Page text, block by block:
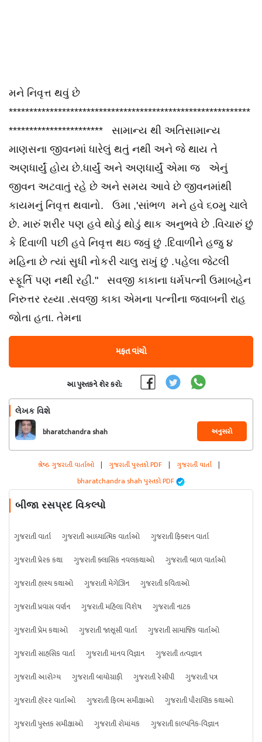
મને નિવૃત્ત થવું છે
***********************************************************
*********************** સામાન્ય થી અતિસામાન્ય
માણસના જીવનમાં ધારેલું થતું નથી અને જે થાય તે
અણધાર્યું હોય છે.ધાર્યું અને અણધાર્યું એમા જ એનું
જીવન અટવાતું રહે છે અને સમય આવે છે જીવનમાંથી
કાયમનું નિવૃત્ત થવાનો. ઉમા ,'સાંભળ મને હવે ૬૦મુ ચાલે
છે. મારું શરીર પણ હવે થોડું થોડું થાક અનુભવે છે .વિચારું છું
કે દિવાળી પછી હવે નિવૃત્ત થઇ જવું છું .દિવાળીને હજુ ૪
મહિના છે ત્યાં સુધી નોકરી ચાલુ રાખું છું .પહેલા જેટલી
સ્ફૂર્તિ પણ નથી રહી." સવજી કાકાના ધર્મપત્ની ઉમાબહેન
નિરુત્તર રહ્યા .સવજી કાકા એમના પત્નીના જવાબની રાહ
જોતા હતા. તેમના
મફત વાંચો
આ પુસ્તકને શેર કરો:
લેખક વિશે
bharatchandra shah અનુસરો
શ્રેષ્ઠ ગુજરાતી વાર્તાઓ | ગુજરાતી પુસ્તકો PDF | ગુજરાતી વાર્તા |
bharatchandra shah પુસ્તકો PDF
બીજા રસપ્રદ વિકલ્પો
ગુજરાતી વાર્તા ગુજરાતી આધ્યાત્મિક વાર્તાઓ
ગુજરાતી ફિક્શન વાર્તા
ગુજરાતી પ્રેરક કથા
ગુજરાતી ક્લાસિક નવલકથાઓ
ગુજરાતી બાળ વાર્તાઓ
ગુજરાતી હાસ્ય કથાઓ
ગુજરાતી મેગેઝિન
ગુજરાતી કવિતાઓ
ગુજરાતી પ્રવાસ વર્ણન
ગુજરાતી મહિલા વિશેષ
ગુજરાતી નાટક
ગુજરાતી પ્રેમ કથાઓ
ગુજરાતી જાસૂસી વાર્તા
ગુજરાતી સામાજિક વાર્તાઓ
ગુજરાતી સાહસિક વાર્તા
ગુજરાતી માનવ વિજ્ઞાન
ગુજરાતી તત્વજ્ઞાન
ગુજરાતી આરોગ્ય
ગુજરાતી બાયોગ્રાફી ગુજરાતી રેસીપી
ગુજરાતી પત્ર
ગુજરાતી હૉરર વાર્તાઓ
ગુજરાતી ફિલ્મ સમીક્ષાઓ
ગુજરાતી પૌરાણિક કથાઓ
ગુજરાતી પુસ્તક સમીક્ષાઓ
ગુજરાતી રોમાંચક
ગુજરાતી કાલ્પનિક-વિજ્ઞાન